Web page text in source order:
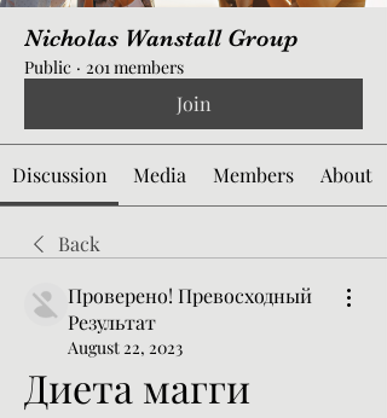
Nicholas Wanstall Group
Public · 201 members
Join
Discussion Media Members About
Back
Проверено! Превосходный
Результат
August 22, 2023
Диета магги